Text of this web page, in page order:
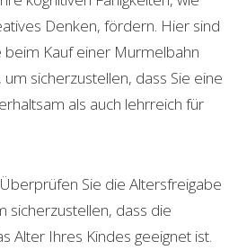
Denken, fördern. Hier sind
beim Kauf einer Murmelbahn
sicherzustellen, dass Sie eine
als auch lehrreich für
Sie die Altersfreigabe
sicherzustellen, dass die
Alter Ihres Kindes geeignet ist.